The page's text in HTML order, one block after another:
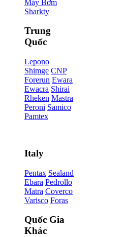
Máy Bơm
Sharkty
Trung
Quốc
Lepono
Shimge CNP
Forerun Ewara
Ewacra Shirai
Rheken Mastra
Peroni Samico
Pamtex
Italy
Pentax Sealand
Ebara Pedrollo
Matra Coverco
Varisco Foras
Quốc Gia
Khác